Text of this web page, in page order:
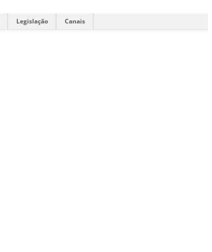
Legislação Canais